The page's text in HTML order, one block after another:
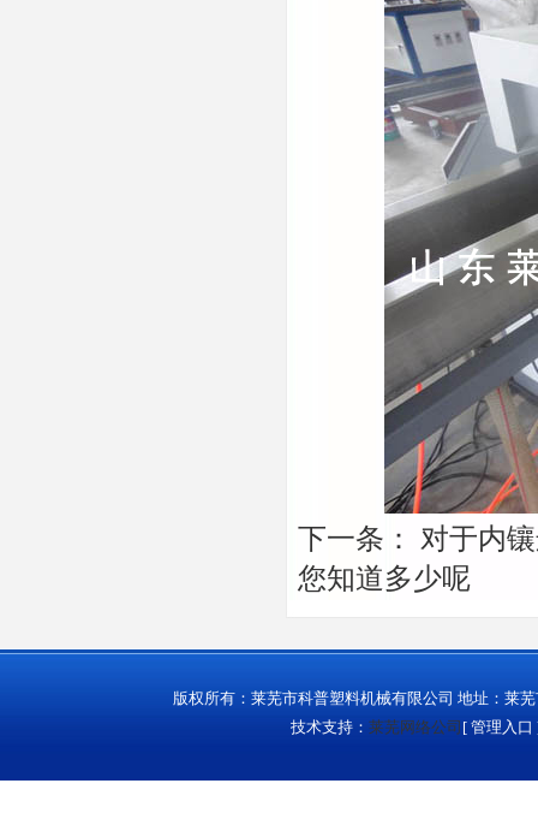
下一条： 对于内
您知道多少呢
版权所有：莱芜市科普塑料机械有限公司 地址：莱
技术支持： 莱芜网络公司 [ 管理入口